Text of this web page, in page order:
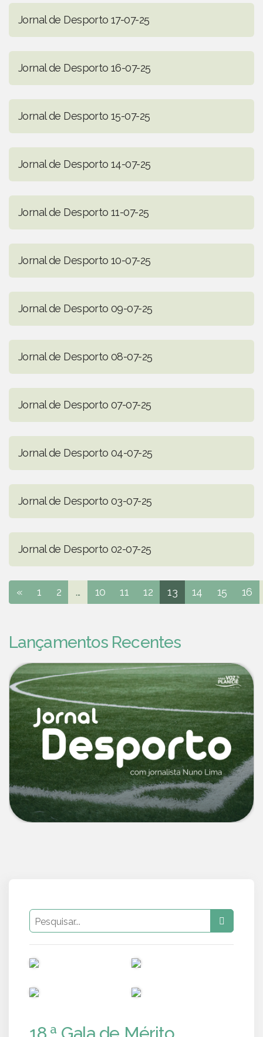
Jornal de Desporto 17-07-25
Jornal de Desporto 16-07-25
Jornal de Desporto 15-07-25
Jornal de Desporto 14-07-25
Jornal de Desporto 11-07-25
Jornal de Desporto 10-07-25
Jornal de Desporto 09-07-25
Jornal de Desporto 08-07-25
Jornal de Desporto 07-07-25
Jornal de Desporto 04-07-25
Jornal de Desporto 03-07-25
Jornal de Desporto 02-07-25
« 1 2 ... 10 11 12 13 14 15 16
Lançamentos Recentes